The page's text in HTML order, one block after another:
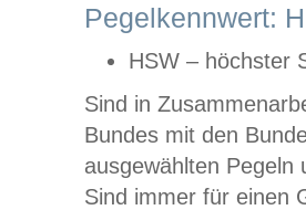
Pegelkennwert:
HSW – höchster
Sind in
Bundes mit den
ausgewählten
Sind immer für einen